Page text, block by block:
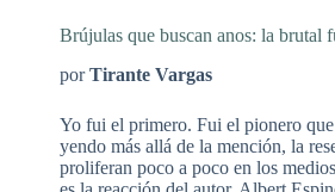
Brújulas que buscan anos: la brutal
porTirante Vargas
Yo fui el primero. Fui el pionero
yendo más allá de la mención, la
proliferan poco a poco en los